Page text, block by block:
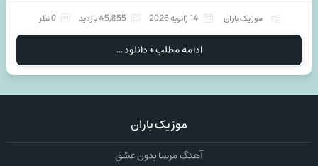
موزیک باران 14 ژانویه 2026 45,855 بازدید 0 نظر
ادامه مطلب + دانلود ...
موزیک باران
آهنگ مرسا بدون عشق